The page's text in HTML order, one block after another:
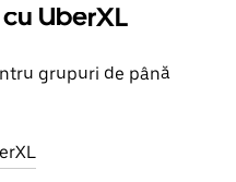
UberXL
grupuri de până